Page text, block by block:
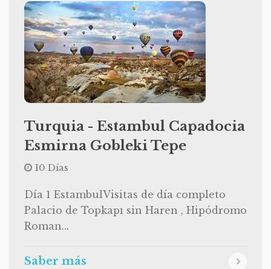
Turquia - Estambul Capadocia
Esmirna Gobleki Tepe
10 Días
Día 1 EstambulVisitas de día completo
Palacio de Topkapı sin Haren , Hipódromo
Roman...
Saber más